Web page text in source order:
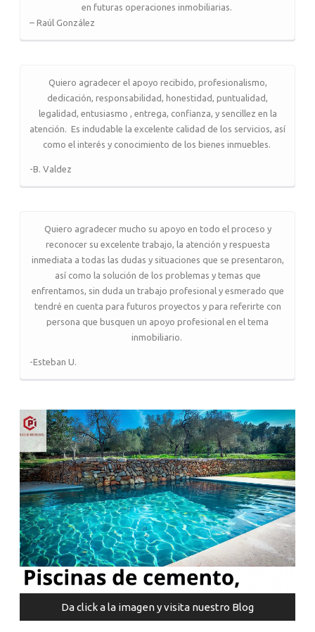
en futuras operaciones inmobiliarias.
– Raúl González
Quiero agradecer el apoyo recibido, profesionalismo,
dedicación, responsabilidad, honestidad, puntualidad,
legalidad, entusiasmo , entrega, confianza, y sencillez en la
atención. Es indudable la excelente calidad de los servicios, así
como el interés y conocimiento de los bienes inmuebles.
-B. Valdez
Quiero agradecer mucho su apoyo en todo el proceso y
reconocer su excelente trabajo, la atención y respuesta
inmediata a todas las dudas y situaciones que se presentaron,
así como la solución de los problemas y temas que
enfrentamos, sin duda un trabajo profesional y esmerado que
tendré en cuenta para futuros proyectos y para referirte con
persona que busquen un apoyo profesional en el tema
inmobiliario.
-Esteban U.
Da click a la imagen y visita nuestro Blog